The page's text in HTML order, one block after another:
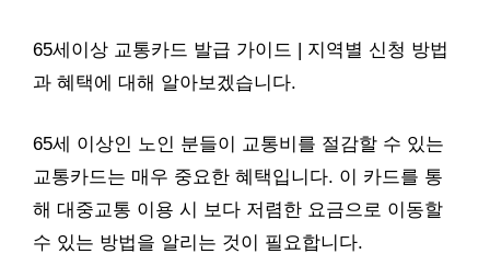
65세이상 교통카드 발급 가이드 | 지역별 신청 방법
과 혜택에 대해 알아보겠습니다.
65세 이상인 노인 분들이 교통비를 절감할 수 있는
교통카드는 매우 중요한 혜택입니다. 이 카드를 통
해 대중교통 이용 시 보다 저렴한 요금으로 이동할
수 있는 방법을 알리는 것이 필요합니다.